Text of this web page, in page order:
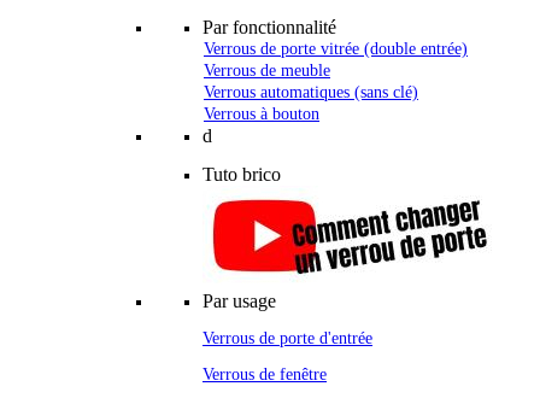
Par fonctionnalité
Verrous de porte vitrée (double entrée)
Verrous de meuble
Verrous automatiques (sans clé)
Verrous à bouton
d
Tuto brico
Par usage
Verrous de porte d'entrée
Verrous de fenêtre